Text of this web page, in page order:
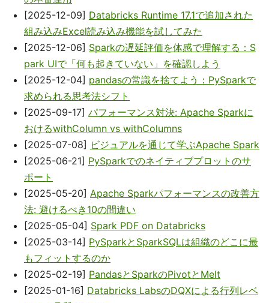
[2025-12-09] Databricks Runtime 17.1で追加された
組み込みExcel読み込み機能を試してみた
[2025-12-06] Sparkの遅延評価を体感で理解する：S
park UIで「何も起きていない」を確認しよう
[2025-12-04] pandasの常識を捨てよう：PySparkで
求められる思考法シフト
[2025-09-17] パフォーマンス対決: Apache Sparkに
おけるwithColumn vs withColumns
[2025-07-08] ビジュアルを通じて学ぶApache Spark
[2025-06-21] PySparkでのネイティブプロットのサ
ポート
[2025-05-20] Apache Sparkパフォーマンスの改善方
法: 避けるべき10の間違い
[2025-05-04] Spark PDF on Databricks
[2025-03-14] PySparkとSparkSQLは組織のどこに最
もフィットするのか
[2025-02-19] PandasとSparkのPivotとMelt
[2025-01-16] Databricks LabsのDQXによる行列レベ